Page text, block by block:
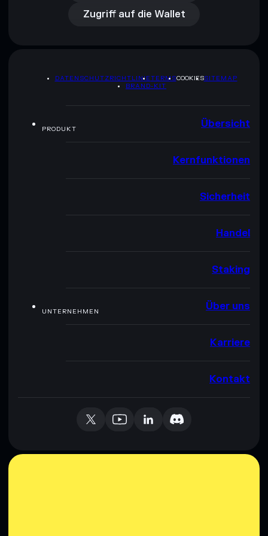
Zugriff auf die Wallet
DATENSCHUTZRICHTLINIETERMSCOOKIESSITEMAP
BRAND-KIT
PRODUKT Übersicht
Kernfunktionen
Sicherheit
Handel
Staking
UNTERNEHMEN Über uns
Karriere
Kontakt